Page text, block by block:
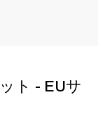
ト - EUサ